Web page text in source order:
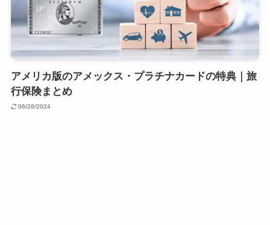
アメリカ版のアメックス・プラチナカードの特典｜旅
行保険まとめ
06/28/2024